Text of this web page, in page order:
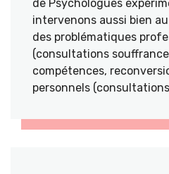
de Psychologues
intervenons aussi bien
des problématiques
(consultations
compétences,
personnels